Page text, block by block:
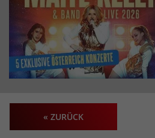
« ZURÜCK